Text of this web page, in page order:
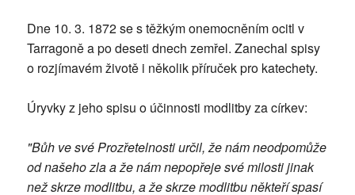
Dne 10. 3. 1872 se s těžkým onemocněním ocitl v
Tarragoně a po deseti dnech zemřel. Zanechal spisy
o rozjímavém životě i několik příruček pro katechety.
Úryvky z jeho spisu o účinnosti modlitby za církev:
"Bůh ve své Prozřetelnosti určil, že nám neodpomůže
od našeho zla a že nám nepopřeje své milosti jinak
než skrze modlitbu, a že skrze modlitbu někteří spasí